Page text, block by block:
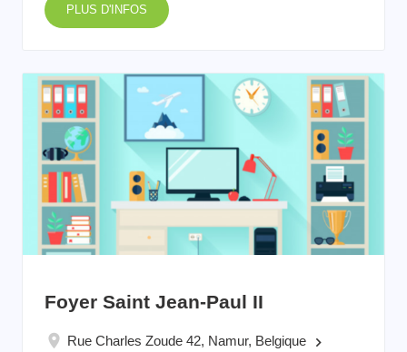
PLUS D'INFOS
Foyer Saint Jean-Paul II
Rue Charles Zoude 42, Namur, Belgique keyboard_arrow_right